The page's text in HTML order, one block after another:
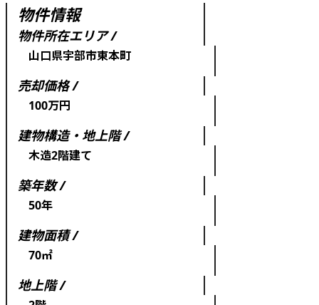
物件情報
物件所在エリア /
山口県宇部市東本町
売却価格 /
100万円
建物構造・地上階 /
木造2階建て
築年数 /
50年
建物面積 /
70㎡
地上階 /